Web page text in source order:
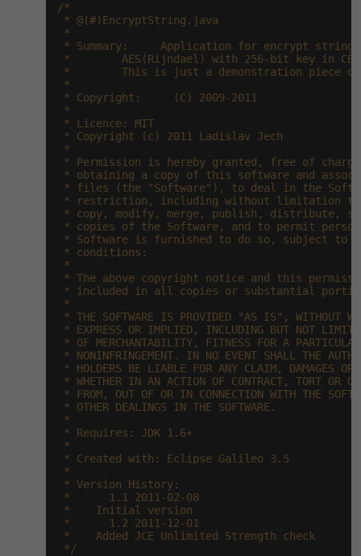
Databázový analytik
Copywriter
WordPress specialista
SEO specialista
Návrh SW -80%
Algoritmy -41%
Umělá inteligence (AI) -10%
Pro děti
Více
Fórum
Testování softwaru
Datová analýza
Digitální gramotnost
Marketing -30%
SEO -30%
HTML/CSS -80%
Photoshop -80%
Adobe Illustrator -80%
Adobe Lightroom
Adobe XD -15%
Adobe InDesign -25%
Příběhy absolventů
Pro firmy
/*
* @(#)EncryptString.java
*
* Summary:     Application for encrypt string
*        AES(Rijndael) with 256-bit key in CBC
*        This is just a demonstration piece of
*
* Copyright:     (C) 2009-2011
*
* Licence: MIT
* Copyright (c) 2011 Ladislav Jech
*
* Permission is hereby granted, free of
* obtaining a copy of this software and
* files (the "Software"), to deal in the
* restriction, including without limitation
* copy, modify, merge, publish, distribute,
* copies of the Software, and to permit
* Software is furnished to do so, subject to
* conditions:
*
* The above copyright notice and this
* included in all copies or substantial
*
* THE SOFTWARE IS PROVIDED "AS IS", WITHOUT
* EXPRESS OR IMPLIED, INCLUDING BUT NOT
* OF MERCHANTABILITY, FITNESS FOR A PARTICULAR
* NONINFRINGEMENT. IN NO EVENT SHALL THE
* HOLDERS BE LIABLE FOR ANY CLAIM, DAMAGES
* WHETHER IN AN ACTION OF CONTRACT, TORT OR
* FROM, OUT OF OR IN CONNECTION WITH THE
* OTHER DEALINGS IN THE SOFTWARE.
*
* Requires: JDK 1.6+
*
* Created with: Eclipse Galileo 3.5
*
* Version History:
*      1.1 2011-02-08
*    Initial version
*      1.2 2011-12-01
*    Added JCE Unlimited Strength check
*/